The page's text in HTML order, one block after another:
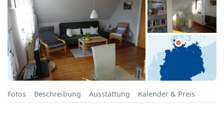
Fotos Beschreibung Ausstattung Kalender & Preis